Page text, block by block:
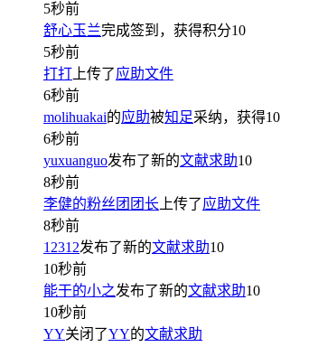
5秒前
舒心玉兰完成签到，获得积分10
5秒前
打打 上传了应助文件
6秒前
molihuakai的应助被知足采纳，获得10
6秒前
yuxuanguo发布了新的文献求助10
8秒前
李健的粉丝团团长 上传了应助文件
8秒前
12312发布了新的文献求助10
10秒前
能干的小之发布了新的文献求助10
10秒前
YY关闭了YY的文献求助